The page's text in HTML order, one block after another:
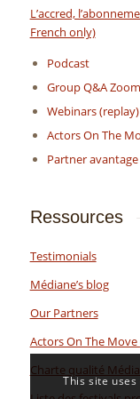
L’accred,
French only)
Podcast
Group Q&A
Webinars (replay)
Actors On The
Partner avantage
Ressources
Testimonials
Médiane’s blog
Our Partners
Actors On The
Charte qualité
This site